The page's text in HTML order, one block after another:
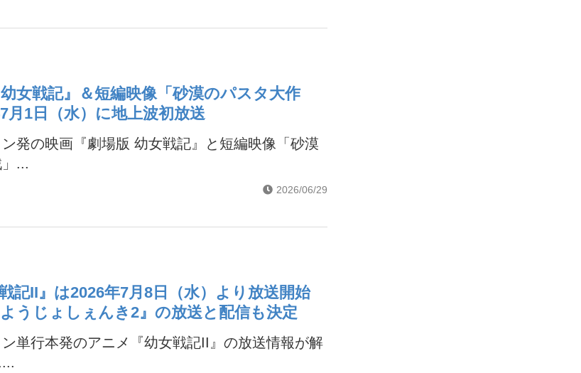
女戦記』＆短編映像「砂漠のパスタ大作
月1日（水）に地上波初放送
発の映画『劇場版 幼女戦記』と短編映像「砂漠
...
2026/06/29
記II』は2026年7月8日（水）より放送開始
うじょしぇんき2』の放送と配信も決定
単行本発のアニメ『幼女戦記II』の放送情報が解